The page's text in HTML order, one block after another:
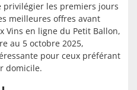
les premiers jours
meilleures offres avant
Vins en ligne du Petit Ballon,
au 5 octobre 2025,
pour ceux préférant
domicile.